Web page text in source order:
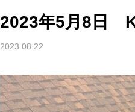
2023年5月8日
2023.08.22